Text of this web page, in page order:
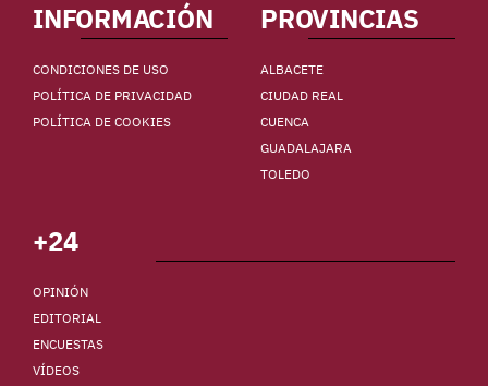
INFORMACIÓN
CONDICIONES DE USO
POLÍTICA DE PRIVACIDAD
POLÍTICA DE COOKIES
PROVINCIAS
ALBACETE
CIUDAD REAL
CUENCA
GUADALAJARA
TOLEDO
+24
OPINIÓN
EDITORIAL
ENCUESTAS
VÍDEOS